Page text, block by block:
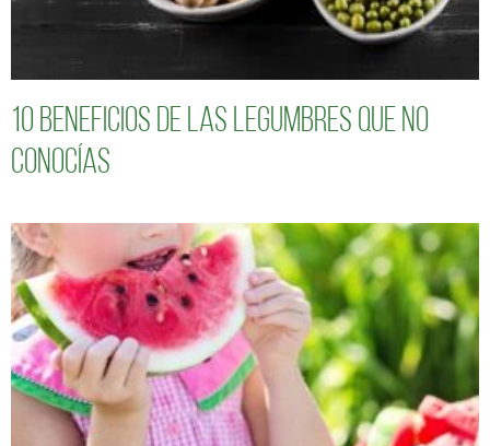
10 Beneficios de las legumbres que no
conocías